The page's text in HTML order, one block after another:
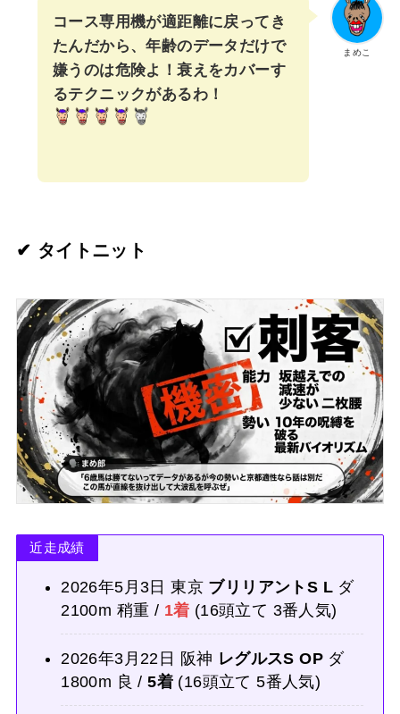
まめこ
コース専用機が適距離に戻ってき
たんだから、年齢のデータだけで
嫌うのは危険よ！衰えをカバーす
るテクニックがあるわ！
✔︎ タイトニット
近走成績
2026年5月3日 東京 ブリリアントS L ダ
2100m 稍重 / 1着 (16頭立て 3番人気)
2026年3月22日 阪神 レグルスS OP ダ
1800m 良 /5着 (16頭立て 5番人気)